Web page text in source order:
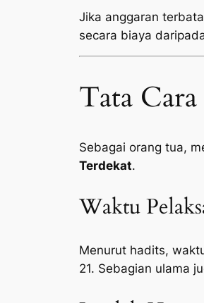
Jika anggaran
secara biaya
Tata
Sebagai orang tua,
Terdekat.
Waktu
Menurut hadits,
21. Sebagian ulama